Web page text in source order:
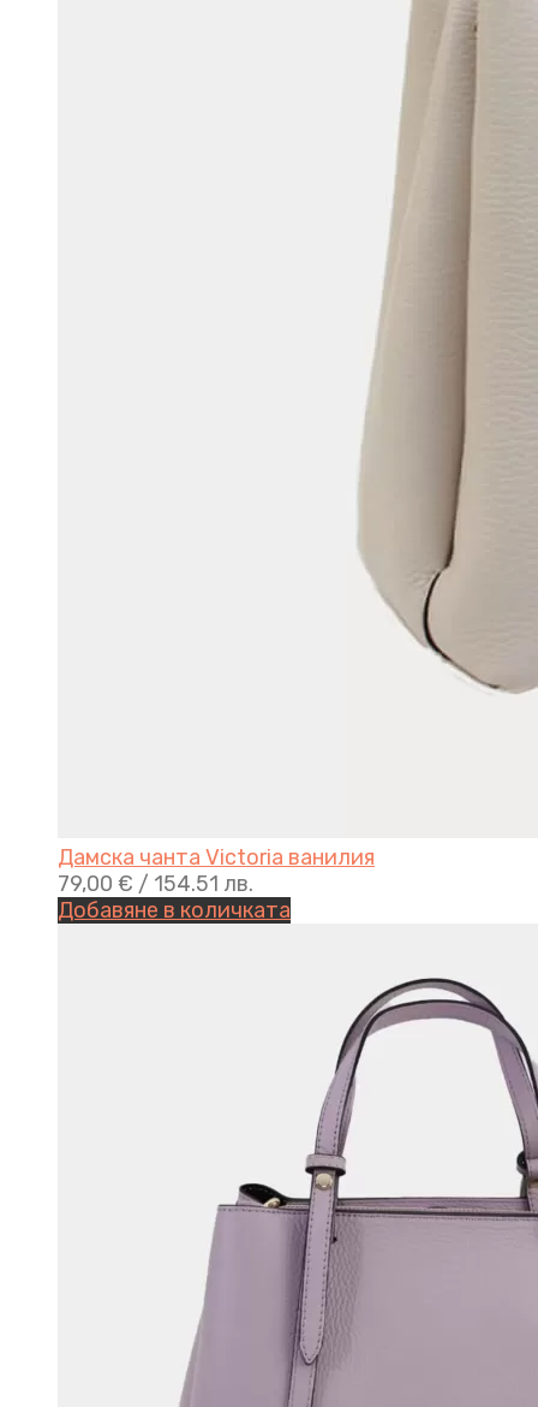
Дамска чанта Victoria ванилия
79,00 € / 154.51 лв.
Добавяне в количката